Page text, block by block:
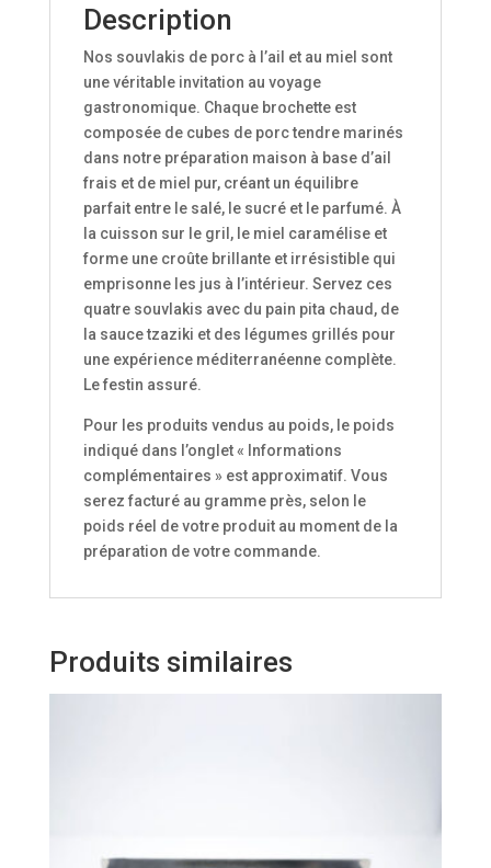
Description
Nos souvlakis de porc à l’ail et au miel sont
une véritable invitation au voyage
gastronomique. Chaque brochette est
composée de cubes de porc tendre marinés
dans notre préparation maison à base d’ail
frais et de miel pur, créant un équilibre
parfait entre le salé, le sucré et le parfumé. À
la cuisson sur le gril, le miel caramélise et
forme une croûte brillante et irrésistible qui
emprisonne les jus à l’intérieur. Servez ces
quatre souvlakis avec du pain pita chaud, de
la sauce tzaziki et des légumes grillés pour
une expérience méditerranéenne complète.
Le festin assuré.
Pour les produits vendus au poids, le poids
indiqué dans l’onglet « Informations
complémentaires » est approximatif. Vous
serez facturé au gramme près, selon le
poids réel de votre produit au moment de la
préparation de votre commande.
Produits similaires